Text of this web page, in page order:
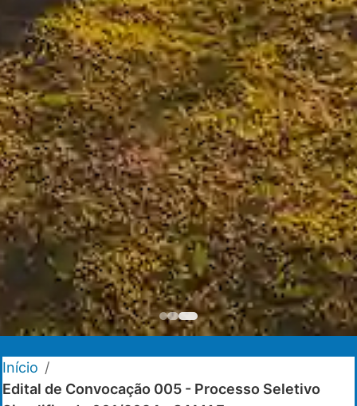
Início /
Edital de Convocação 005 - Processo Seletivo